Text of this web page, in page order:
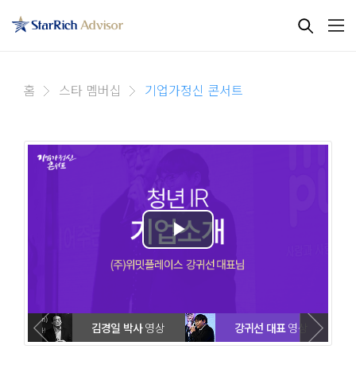
홈 스타 멤버십 기업가정신 콘서트
김경일 박사영상 강귀선 대표영상